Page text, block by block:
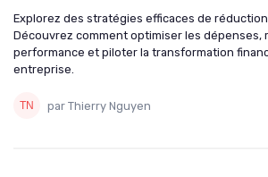
Explorez des stratégies efficaces de réduction
Découvrez comment optimiser les dépenses,
performance et piloter la transformation
entreprise.
par Thierry Nguyen